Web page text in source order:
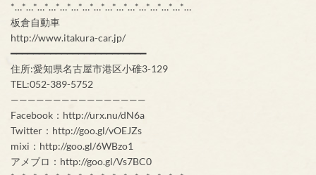
*…*…*…*…*…*…*…*…*…*…*…*…*…*…*…*…
板倉自動車
http://www.itakura-car.jp/
━━━━━━━━━━━━━━━━━━━━━━━━
住所:愛知県名古屋市港区小碓3-129
TEL:052-389-5752
————————————————
Facebook：http://urx.nu/dN6a
Twitter：http://goo.gl/vOEJZs
mixi：http://goo.gl/6WBzo1
アメブロ：http://goo.gl/Vs7BC0